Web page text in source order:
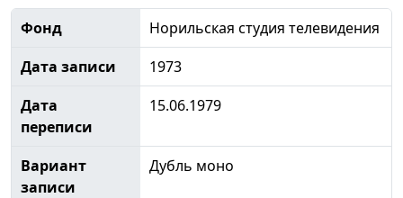
Фонд
Норильская студия телевидения
Дата записи
1973
Дата
переписи
15.06.1979
Вариант
записи
Дубль моно